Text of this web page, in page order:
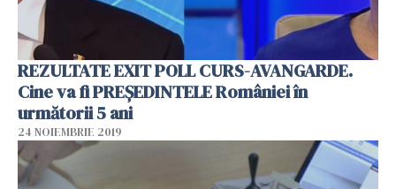
REZULTATE EXIT POLL CURS-AVANGARDE.
Cine va fi PREȘEDINTELE României în
următorii 5 ani
24 NOIEMBRIE 2019